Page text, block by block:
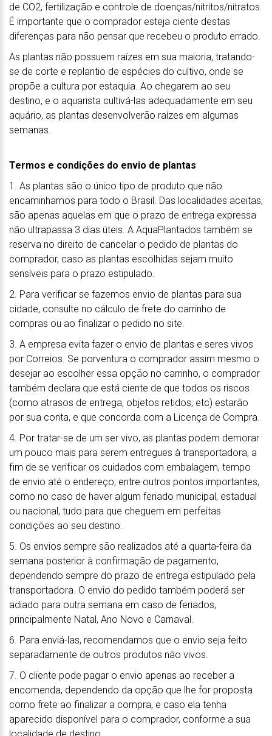
de CO2, fertilização e controle de doenças/nitritos/nitratos.
É importante que o comprador esteja ciente destas
diferenças para não pensar que recebeu o produto errado.
As plantas não possuem raízes em sua maioria, tratando-
se de corte e replantio de espécies do cultivo, onde se
propõe a cultura por estaquia. Ao chegarem ao seu
destino, e o aquarista cultivá-las adequadamente em seu
aquário, as plantas desenvolverão raízes em algumas
semanas.
Termos e condições do envio de plantas
1. As plantas são o único tipo de produto que não
encaminhamos para todo o Brasil. Das localidades aceitas,
são apenas aquelas em que o prazo de entrega expressa
não ultrapassa 3 dias úteis. A AquaPlantados também se
reserva no direito de cancelar o pedido de plantas do
comprador, caso as plantas escolhidas sejam muito
sensíveis para o prazo estipulado.
2. Para verificar se fazemos envio de plantas para sua
cidade, consulte no cálculo de frete do carrinho de
compras ou ao finalizar o pedido no site.
3. A empresa evita fazer o envio de plantas e seres vivos
por Correios. Se porventura o comprador assim mesmo o
desejar ao escolher essa opção no carrinho, o comprador
também declara que está ciente de que todos os riscos
(como atrasos de entrega, objetos retidos, etc) estarão
por sua conta, e que concorda com a Licença de Compra.
4. Por tratar-se de um ser vivo, as plantas podem demorar
um pouco mais para serem entregues à transportadora, a
fim de se verificar os cuidados com embalagem, tempo
de envio até o endereço, entre outros pontos importantes,
como no caso de haver algum feriado municipal, estadual
ou nacional, tudo para que cheguem em perfeitas
condições ao seu destino.
5. Os envios sempre são realizados até a quarta-feira da
semana posterior à confirmação de pagamento,
dependendo sempre do prazo de entrega estipulado pela
transportadora. O envio do pedido também poderá ser
adiado para outra semana em caso de feriados,
principalmente Natal, Ano Novo e Carnaval.
6. Para enviá-las, recomendamos que o envio seja feito
separadamente de outros produtos não vivos.
7. O cliente pode pagar o envio apenas ao receber a
encomenda, dependendo da opção que lhe for proposta
como frete ao finalizar a compra, e caso ela tenha
aparecido disponível para o comprador, conforme a sua
localidade de destino.